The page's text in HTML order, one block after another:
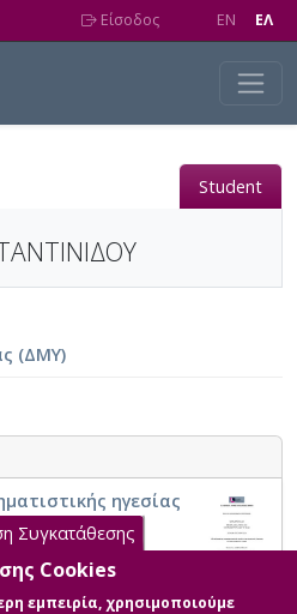
Είσοδος EN EΛ
Student
(ΔΜΥ)
ηγεσίας
των
Συγκατάθεσης
Cookies
εμπειρία, χρησιμοποιούμε